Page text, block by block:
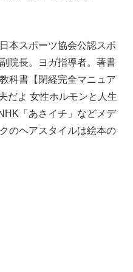
本スポーツ協会公認スポ
院長。ヨガ指導者。著書
科書【閉経完全マニュア
だよ 女性ホルモンと人生
「あさイチ」などメデ
のヘアスタイルは絵本の